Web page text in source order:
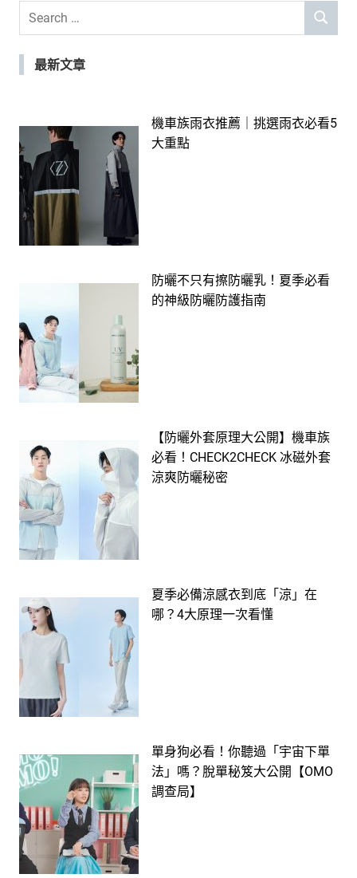
Search
SEARCH
最新文章
機車族雨衣推薦｜挑選雨衣必看5
大重點
防曬不只有擦防曬乳！夏季必看
的神級防曬防護指南
【防曬外套原理大公開】機車族
必看！CHECK2CHECK 冰磁外套
涼爽防曬秘密
夏季必備涼感衣到底「涼」在
哪？4大原理一次看懂
單身狗必看！你聽過「宇宙下單
法」嗎？脫單秘笈大公開【OMO
調查局】